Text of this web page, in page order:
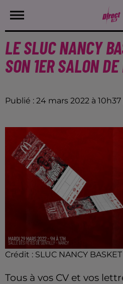
LE SLUC NANCY
SON 1ER SALON
Publié : 24 mars 2022 à
Crédit : SLUC NANCY BASKET
Tous à vos CV et vos